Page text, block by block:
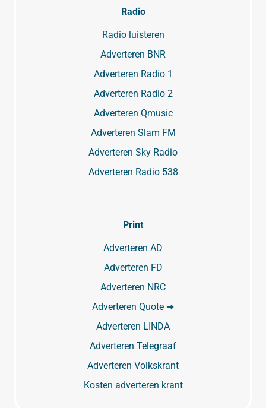
Radio
Radio luisteren
Adverteren BNR
Adverteren Radio 1
Adverteren Radio 2
Adverteren Qmusic
Adverteren Slam FM
Adverteren Sky Radio
Adverteren Radio 538
Print
Adverteren AD
Adverteren FD
Adverteren NRC
Adverteren Quote ➔
Adverteren LINDA
Adverteren Telegraaf
Adverteren Volkskrant
Kosten adverteren krant